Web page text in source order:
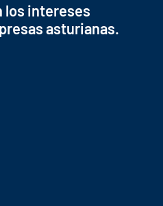
los intereses
asturianas.